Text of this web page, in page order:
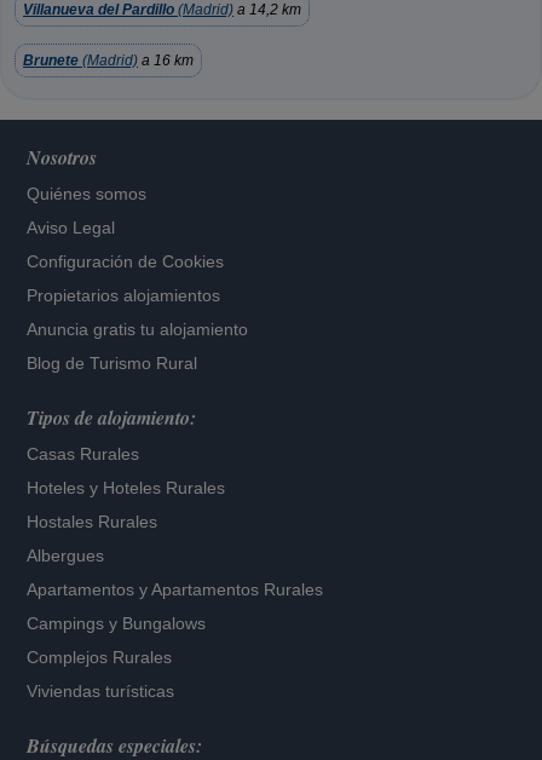
Villanueva del Pardillo (Madrid) a 14,2 km
Brunete (Madrid) a 16 km
Nosotros
Quiénes somos
Aviso Legal
Configuración de Cookies
Propietarios alojamientos
Anuncia gratis tu alojamiento
Blog de Turismo Rural
Tipos de alojamiento:
Casas Rurales
Hoteles y Hoteles Rurales
Hostales Rurales
Albergues
Apartamentos yApartamentos Rurales
Campings y Bungalows
Complejos Rurales
Viviendas turísticas
Búsquedas especiales: